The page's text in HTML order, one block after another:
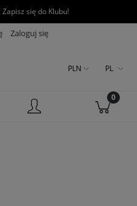
Zapisz się do Klubu!
Zaloguj się
PLN PL